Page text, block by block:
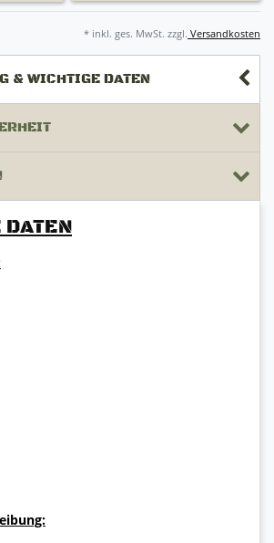
* inkl. ges. MwSt. zzgl. Versandkosten
& WICHTIGE DATEN